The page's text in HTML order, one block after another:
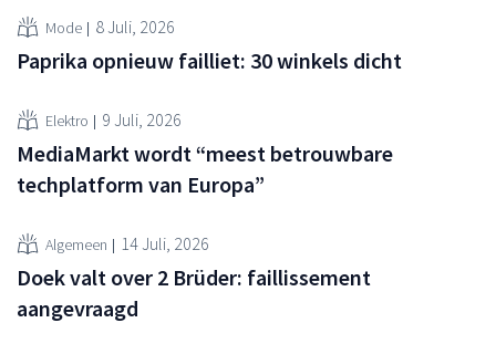
Mode 8 Juli, 2026
Paprika opnieuw failliet: 30 winkels dicht
Elektro 9 Juli, 2026
MediaMarkt wordt “meest betrouwbare
techplatform van Europa”
Algemeen 14 Juli, 2026
Doek valt over 2 Brüder: faillissement
aangevraagd